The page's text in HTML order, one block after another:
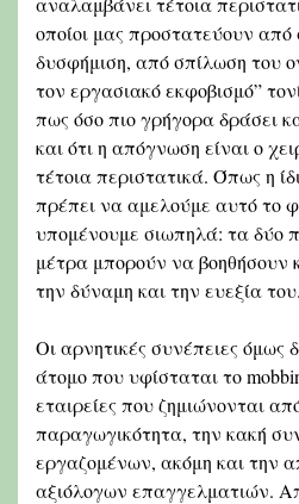
οποίοι μας προστατεύουν από
δυσφήμιση, από σπίλωση του
τον εργασιακό εκφοβισμό”
πως όσο πιο γρήγορα δράσει
και ότι η απόγνωση είναι ο
τέτοια περιστατικά. Όπως η
πρέπει να αμελούμε αυτό το
υπομένουμε σιωπηλά: τα δύο
μέτρα μπορούν να βοηθήσουν
την δύναμη και την ευεξία του.
Οι αρνητικές συνέπειες όμως
άτομo που υφίσταται το
εταιρείες που ζημιώνονται
παραγωγικότητα, την κακή
εργαζομένων, ακόμη και την
αξιόλογων επαγγελματιών.